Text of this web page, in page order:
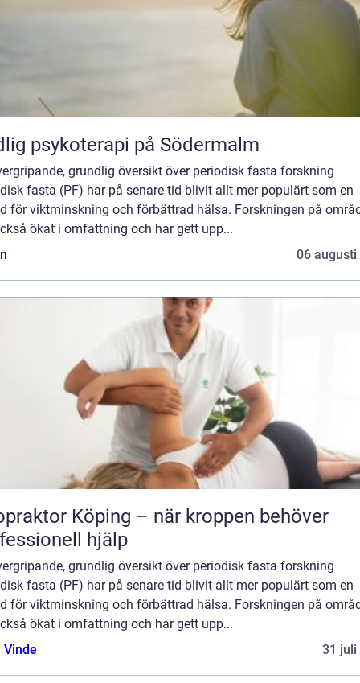
psykoterapi på Södermalm
grundlig översikt över periodisk fasta forskning
fasta (PF) har på senare tid blivit allt mer populärt som en
för viktminskning och förbättrad hälsa. Forskningen på
ökat i omfattning och har gett upp...
06 augusti
Köping – när kroppen behöver
hjälp
grundlig översikt över periodisk fasta forskning
fasta (PF) har på senare tid blivit allt mer populärt som en
för viktminskning och förbättrad hälsa. Forskningen på
ökat i omfattning och har gett upp...
Vinde
31 juli